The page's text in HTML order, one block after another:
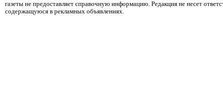
газеты не предоставляет справочную информацию. Редакция не несет
содержащуюся в рекламных объявлениях.